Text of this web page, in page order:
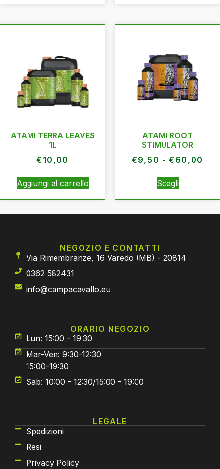
ATAMI TERRA LEAVES
1L
€ 10,00
Aggiungi al carrello
ATAMI ROOT
STIMULATOR
€ 9,50 - € 60,00
Scegli
NEGOZIO E CONTATTI
Via Rimembranze, 16 Varedo (MB) - 20814
0362 582431
info@campacavallo.eu
ORARIO NEGOZIO
Lun: 15:00 - 19:30
Mar-Ven: 9:30-12:30
15:00-19:30
Sab: 10:00 - 12:30/15:00 - 19:00
LEGALE
Spedizioni
Resi
Privacy Policy